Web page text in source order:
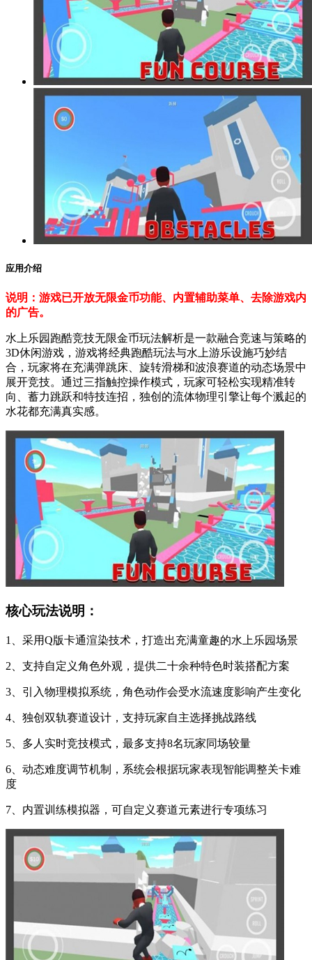
应用介绍
说明：游戏已开放无限金币功能、内置辅助菜单、去除游戏内
的广告。
水上乐园跑酷竞技无限金币玩法解析是一款融合竞速与策略的
3D休闲游戏，游戏将经典跑酷玩法与水上游乐设施巧妙结
合，玩家将在充满弹跳床、旋转滑梯和波浪赛道的动态场景中
展开竞技。通过三指触控操作模式，玩家可轻松实现精准转
向、蓄力跳跃和特技连招，独创的流体物理引擎让每个溅起的
水花都充满真实感。
核心玩法说明：
1、采用Q版卡通渲染技术，打造出充满童趣的水上乐园场景
2、支持自定义角色外观，提供二十余种特色时装搭配方案
3、引入物理模拟系统，角色动作会受水流速度影响产生变化
4、独创双轨赛道设计，支持玩家自主选择挑战路线
5、多人实时竞技模式，最多支持8名玩家同场较量
6、动态难度调节机制，系统会根据玩家表现智能调整关卡难
度
7、内置训练模拟器，可自定义赛道元素进行专项练习